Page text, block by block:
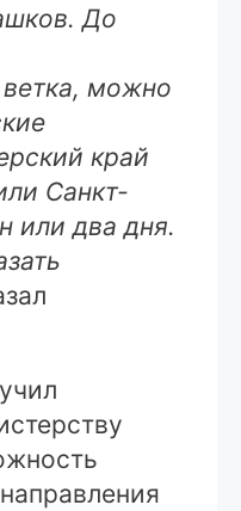
До
можно
край
Санкт-
или два дня.